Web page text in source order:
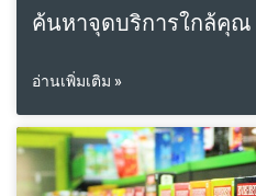
ค้นหาจุดบริการใกล้คุณ
อ่านเพิ่มเติม »